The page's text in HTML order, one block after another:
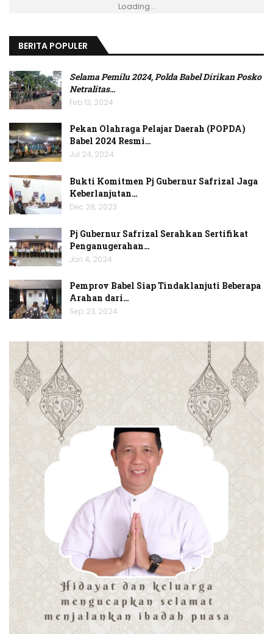
Loading...
BERITA POPULER
Selama Pemilu 2024, Polda Babel Dirikan Posko
Netralitas…
Feb 13, 2024
Pekan Olahraga Pelajar Daerah (POPDA)
Babel 2024 Resmi…
Jul 24, 2024
Bukti Komitmen Pj Gubernur Safrizal Jaga
Keberlanjutan…
Dec 28, 2023
Pj Gubernur Safrizal Serahkan Sertifikat
Penganugerahan…
Jan 4, 2024
Pemprov Babel Siap Tindaklanjuti Beberapa
Arahan dari…
Sep 23, 2024